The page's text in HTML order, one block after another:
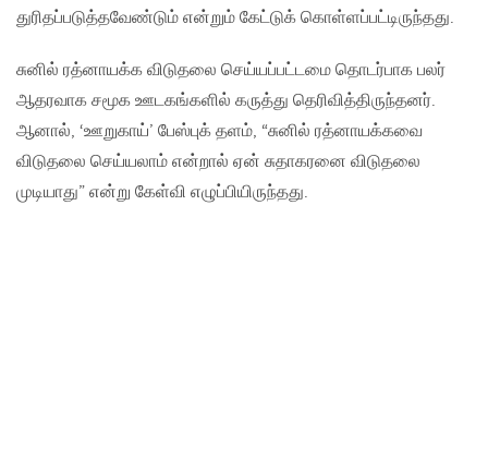
துரிதப்படுத்தவேண்டும் என்றும் கேட்டுக் கொள்ளப்பட்டிருந்தது.
சுனில் ரத்னாயக்க விடுதலை செய்யப்பட்டமை தொடர்பாக பலர்
ஆதரவாக சமூக ஊடகங்களில் கருத்து தெரிவித்திருந்தனர்.
ஆனால், ‘ஊறுகாய்’ பேஸ்புக் தளம், “சுனில் ரத்னாயக்கவை
விடுதலை செய்யலாம் என்றால் ஏன் சுதாகரனை விடுதலை
முடியாது” என்று கேள்வி எழுப்பியிருந்தது.